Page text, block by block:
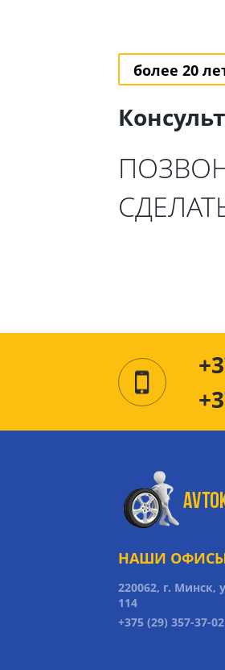
более 20
НАШИ
220062, г. Минск,
114
+375 (29) 357-37-